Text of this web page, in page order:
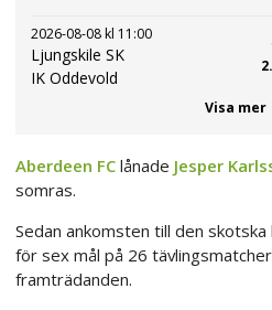
2026-08-08 kl 11:00
Ljungskile SK
IK Oddevold
Visa mer
Aberdeen FC lånade Jesper
somras.
Sedan ankomsten till den
för sex mål på 26
framträdanden.